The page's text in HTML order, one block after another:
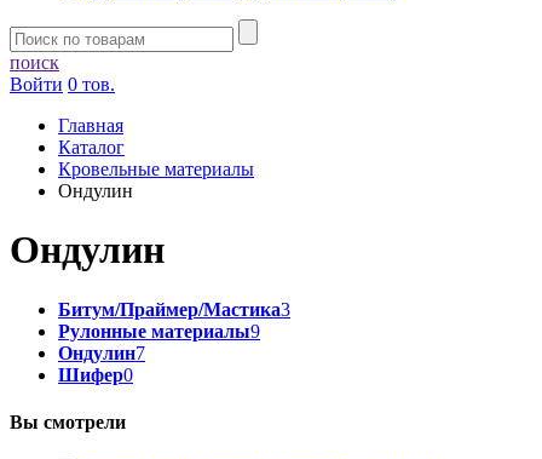
поиск
Войти 0 тов.
Главная
Каталог
Кровельные материалы
Ондулин
Ондулин
Битум/Праймер/Мастика3
Рулонные материалы9
Ондулин7
Шифер0
Вы смотрели